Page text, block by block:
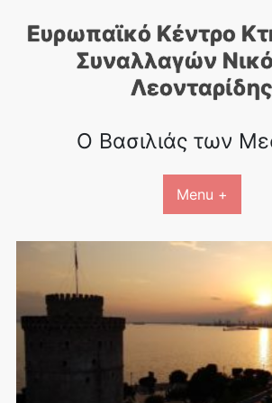
Ευρωπαϊκό Κέντρο
Συναλλαγών
Λεονταρίδης
Ο Βασιλιάς των
Menu +